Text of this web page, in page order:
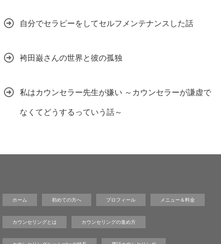
自分でセラピーをしてセルフメンテナンスした話
袴田巌さんの世界と彼の孤独
私はカウンセラー先生が嫌い ～カウンセラーが謙虚で
なくてどうするっていう話～
ホーム 初めての方へ プロフィール メニュー＆料金
カウンセリングとは カウンセリングの進め方